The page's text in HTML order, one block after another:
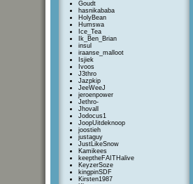
Goudt
hasnikababa
HolyBean
Humswa
Ice_Tea
Ik_Ben_Brian
insul
iraanse_malloot
Isjiek
Ivoos
J3thro
Jazpkip
JeeWeeJ
jeroenpower
Jethro-
Jhovall
Jodocus1
JoopUitdeknoop
joostieh
justaguy
JustLikeSnow
Kamikees
keeptheFAITHalive
KeyzerSoze
kingpinSDF
Kirsten1987